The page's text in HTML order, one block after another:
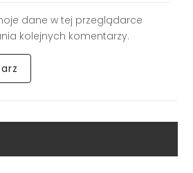
dane w tej przeglądarce
kolejnych komentarzy.